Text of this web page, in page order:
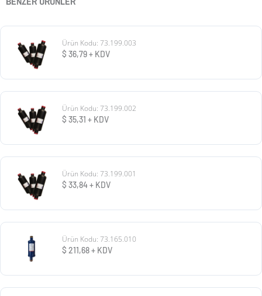
Ürün Kodu: 73.199.003
$ 36,79+ KDV
Ürün Kodu: 73.199.002
$ 35,31 + KDV
Ürün Kodu: 73.199.001
$ 33,84+ KDV
Ürün Kodu: 73.165.010
$ 211,68+ KDV